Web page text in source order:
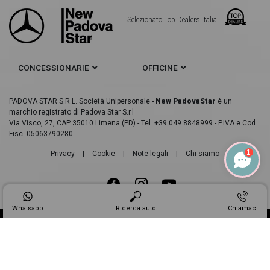
Selezionato Top Dealers Italia
CONCESSIONARIE OFFICINE
PADOVA STAR S.R.L. Società Unipersonale - New PadovaStar è un
marchio registrato di Padova Star S.r.l
Via Visco, 27, CAP 35010 Limena (PD) - Tel. +39 049 8848999 - P.IVA e Cod.
Fisc. 05063790280
Privacy | Cookie | Note legali | Chi siamo
Made inWeb Industry ®
Whatsapp Ricerca auto Chiamaci
1